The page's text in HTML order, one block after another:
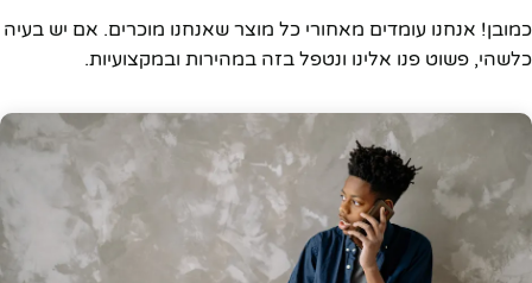
כמובן! אנחנו עומדים מאחורי כל מוצר שאנחנו מוכרים. אם יש בעיה
כלשהי, פשוט פנו אלינו ונטפל בזה במהירות ובמקצועיות.